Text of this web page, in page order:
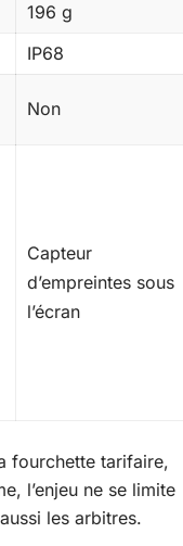
196 g
IP68
Non
Capteur
d’empreintes sous
l’écran
fourchette tarifaire,
l’enjeu ne se limite
les arbitres.